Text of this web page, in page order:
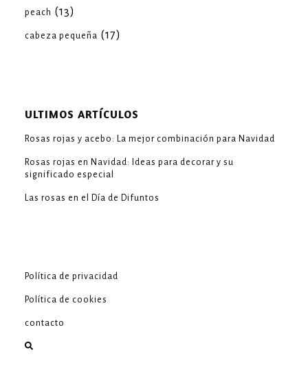
peach (13)
cabeza pequeña (17)
ULTIMOS ARTÍCULOS
Rosas rojas y acebo: La mejor combinación para Navidad
Rosas rojas en Navidad: Ideas para decorar y su
significado especial
Las rosas en el Día de Difuntos
Política de privacidad
Política de cookies
contacto